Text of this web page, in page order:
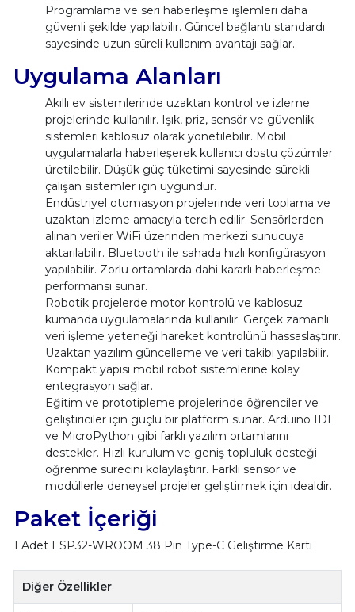
Programlama ve seri haberleşme işlemleri daha
güvenli şekilde yapılabilir. Güncel bağlantı standardı
sayesinde uzun süreli kullanım avantajı sağlar.
Uygulama Alanları
Akıllı ev sistemlerinde uzaktan kontrol ve izleme
projelerinde kullanılır. Işık, priz, sensör ve güvenlik
sistemleri kablosuz olarak yönetilebilir. Mobil
uygulamalarla haberleşerek kullanıcı dostu çözümler
üretilebilir. Düşük güç tüketimi sayesinde sürekli
çalışan sistemler için uygundur.
Endüstriyel otomasyon projelerinde veri toplama ve
uzaktan izleme amacıyla tercih edilir. Sensörlerden
alınan veriler WiFi üzerinden merkezi sunucuya
aktarılabilir. Bluetooth ile sahada hızlı konfigürasyon
yapılabilir. Zorlu ortamlarda dahi kararlı haberleşme
performansı sunar.
Robotik projelerde motor kontrolü ve kablosuz
kumanda uygulamalarında kullanılır. Gerçek zamanlı
veri işleme yeteneği hareket kontrolünü hassaslaştırır.
Uzaktan yazılım güncelleme ve veri takibi yapılabilir.
Kompakt yapısı mobil robot sistemlerine kolay
entegrasyon sağlar.
Eğitim ve prototipleme projelerinde öğrenciler ve
geliştiriciler için güçlü bir platform sunar. Arduino IDE
ve MicroPython gibi farklı yazılım ortamlarını
destekler. Hızlı kurulum ve geniş topluluk desteği
öğrenme sürecini kolaylaştırır. Farklı sensör ve
modüllerle deneysel projeler geliştirmek için idealdir.
Paket İçeriği
1 Adet ESP32-WROOM 38 Pin Type-C Geliştirme Kartı
Diğer Özellikler